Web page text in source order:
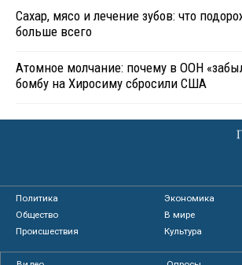
Сахар, мясо и лечение зубов: что
больше всего
Атомное молчание: почему в ООН
бомбу на Хиросиму сбросили США
Политика
Экономика
Общество
В мире
Происшествия
Культура